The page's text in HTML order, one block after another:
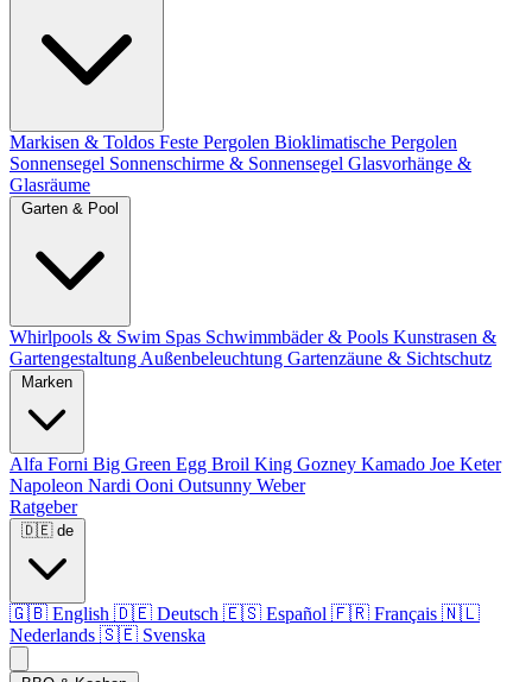
Markisen & Toldos Feste Pergolen Bioklimatische Pergolen
Sonnensegel Sonnenschirme & Sonnensegel Glasvorhänge &
Glasräume
Whirlpools & Swim Spas Schwimmbäder & Pools Kunstrasen &
Gartengestaltung Außenbeleuchtung Gartenzäune & Sichtschutz
Alfa Forni Big Green Egg Broil King Gozney Kamado Joe Keter
Napoleon Nardi Ooni Outsunny Weber
Ratgeber
🇩🇪 de
🇬🇧 English 🇩🇪 Deutsch 🇪🇸 Español 🇫🇷 Français 🇳🇱
Nederlands 🇸🇪 Svenska